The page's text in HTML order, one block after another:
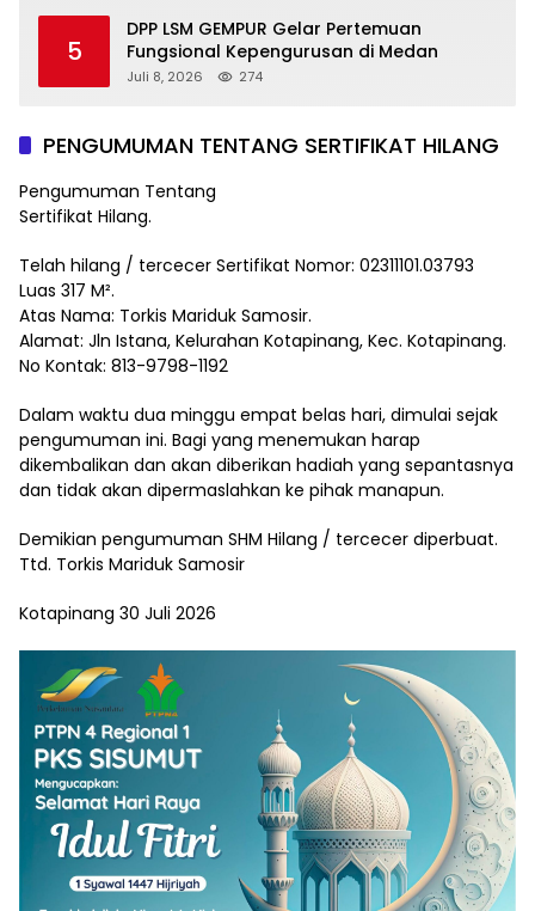
5
DPP LSM GEMPUR Gelar Pertemuan
Fungsional Kepengurusan di Medan
Juli 8, 2026 274
PENGUMUMAN TENTANG SERTIFIKAT HILANG
Pengumuman Tentang
Sertifikat Hilang.
Telah hilang / tercecer Sertifikat Nomor: 02311101.03793
Luas 317 M².
Atas Nama: Torkis Mariduk Samosir.
Alamat: Jln Istana, Kelurahan Kotapinang, Kec. Kotapinang.
No Kontak: 813-9798-1192
Dalam waktu dua minggu empat belas hari, dimulai sejak
pengumuman ini. Bagi yang menemukan harap
dikembalikan dan akan diberikan hadiah yang sepantasnya
dan tidak akan dipermaslahkan ke pihak manapun.
Demikian pengumuman SHM Hilang / tercecer diperbuat.
Ttd. Torkis Mariduk Samosir
Kotapinang 30 Juli 2026